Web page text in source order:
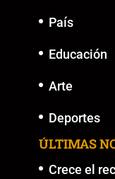
País
Educación
Arte
Deportes
ÚLTIMAS
Crece el